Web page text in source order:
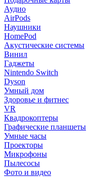
Аудио
AirPods
Наушники
HomePod
Акустические системы
Винил
Гаджеты
Nintendo Switch
Dyson
Умный дом
Здоровье и фитнес
VR
Квадрокоптеры
Графические планшеты
Умные часы
Проекторы
Микрофоны
Пылесосы
Фото и видео